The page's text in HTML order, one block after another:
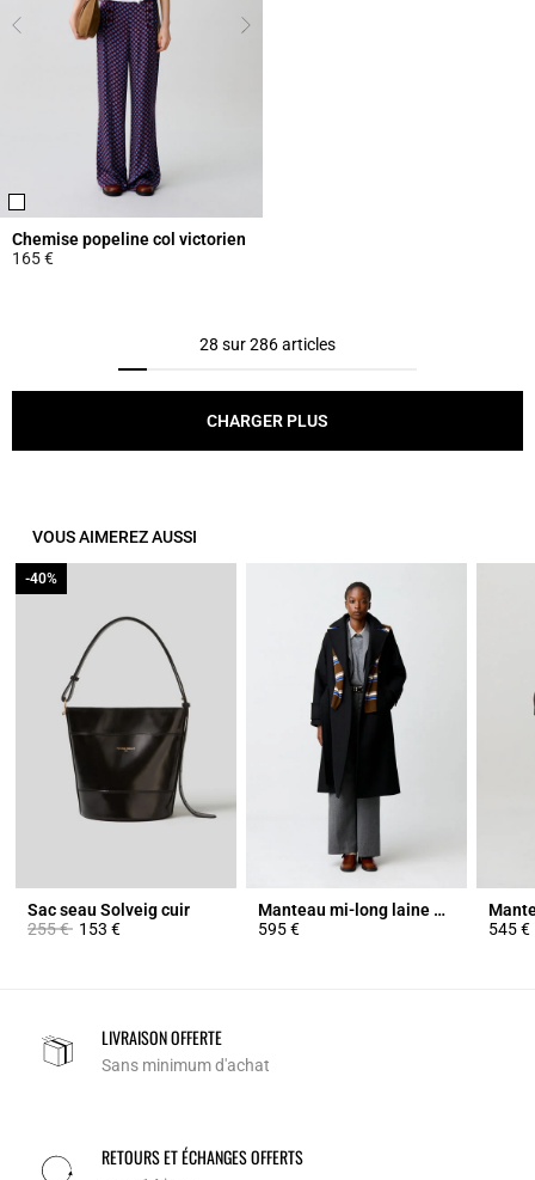
Chemise popeline col victorien
165 €
28 sur 286 articles
CHARGER PLUS
VOUS AIMEREZ AUSSI
Sac seau Solveig cuir
Prix réduit à partir de
255 €à
-40%
153 €
-40%
Manteau mi-long laine mélangée
595 €
545 €
LIVRAISON OFFERTE
Sans minimum d'achat
RETOURS ET ÉCHANGES OFFERTS